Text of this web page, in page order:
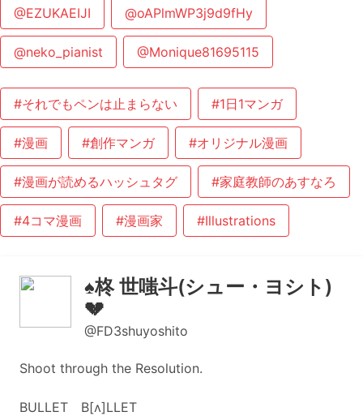
@EZUKAEIJI @oAPlmWP3j9d9fHy
@neko_pianist @Monique81695115
#それでもペンは止まらない #1日1マンガ
#漫画 #創作マンガ #オリジナル漫画
#漫画が読めるハッシュタグ #家庭教師のあすなろ
#4コマ漫画 #漫画家 #Illustrations
♠️柊 世嗤斗(シュー・ヨシト)
💔
@FD3shuyoshito
Shoot through the Resolution.
BULLET B[ʌ]LLET